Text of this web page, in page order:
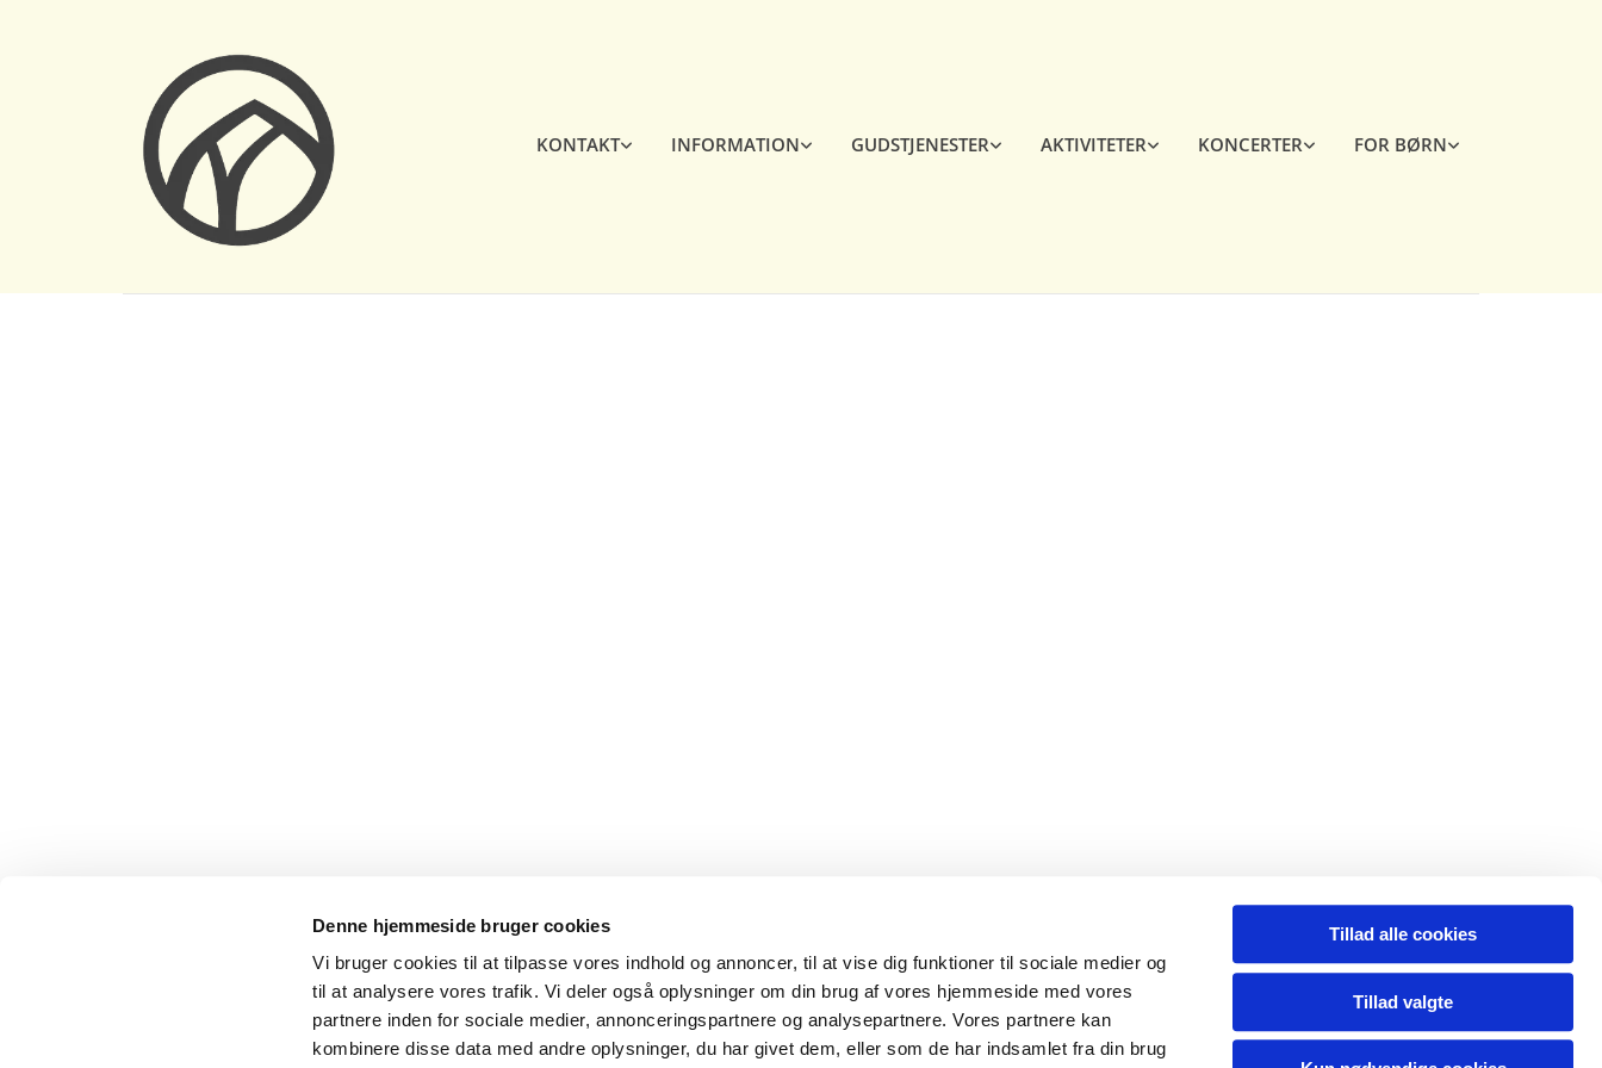
Denne hjemmeside bruger cookies
Vi bruger cookies til at tilpasse vores indhold og annoncer, til at vise dig funktioner til sociale medier og
til at analysere vores trafik. Vi deler også oplysninger om din brug af vores hjemmeside med vores
partnere inden for sociale medier, annonceringspartnere og analysepartnere. Vores partnere kan
kombinere disse data med andre oplysninger, du har givet dem, eller som de har indsamlet fra din brug
Tillad alle cookies
Tillad valgte
KONTAKT INFORMATION GUDSTJENESTER AKTIVITETER KONCERTER FOR BØRN
Privatlivspolitik Log på ChurchDesk